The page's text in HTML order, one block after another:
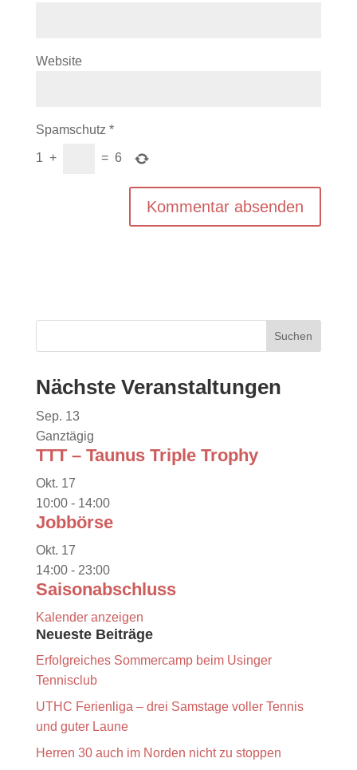
Website
Spamschutz *
1 + = 6
Nächste Veranstaltungen
Sep. 13
Ganztägig
TTT – Taunus Triple Trophy
Okt. 17
10:00- 14:00
Jobbörse
Okt. 17
14:00- 23:00
Saisonabschluss
Kalender anzeigen
Neueste Beiträge
Erfolgreiches Sommercamp beim Usinger
Tennisclub
UTHC Ferienliga – drei Samstage voller Tennis
und guter Laune
Herren 30 auch im Norden nicht zu stoppen